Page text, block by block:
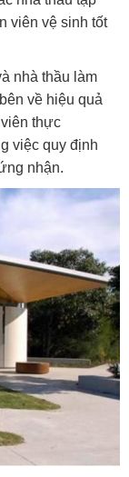
viên vệ sinh tốt
nhà thầu làm
về hiệu quả
thực
việc quy định
nhận.